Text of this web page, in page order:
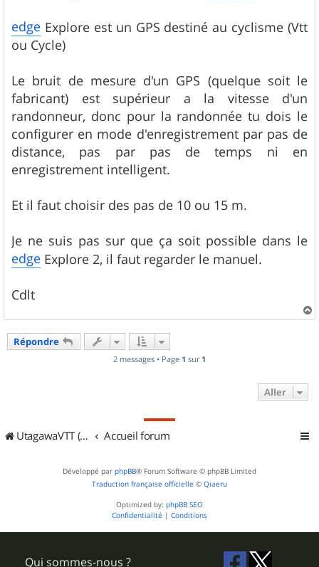
edge Explore est un GPS destiné au cyclisme (Vtt
ou Cycle)
Le bruit de mesure d'un GPS (quelque soit le
fabricant) est supérieur a la vitesse d'un
randonneur, donc pour la randonnée tu dois le
configurer en mode d'enregistrement par pas de
distance, pas par pas de temps ni en
enregistrement intelligent.
Et il faut choisir des pas de 10 ou 15 m.
Je ne suis pas sur que ça soit possible dans le
edge Explore 2, il faut regarder le manuel.
Cdlt
a
Répondre
2 messages • Page 1 sur 1
Aller
UtagawaVTT (Randos VTT et VTTAE avec traces GPS) Accueil forum
Développé par phpBB® Forum Software © phpBB Limited
Traduction française officielle © Qiaeru
Optimized by: phpBB SEO
Confidentialité | Conditions
Qui sommes-nous ?